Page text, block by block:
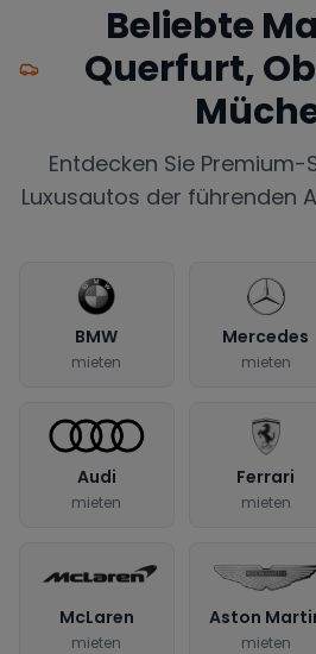
Beliebte
Querfurt,
Entdecken Sie
Luxusautos der führenden
BMW
mieten
Mercedes
mieten
Audi
mieten
Ferrari
mieten
McLaren
mieten
Aston
mieten